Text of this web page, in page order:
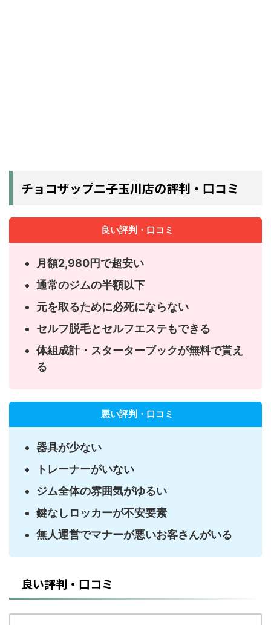
チョコザップ二子玉川店の評判・口コミ
良い評判・口コミ
月額2,980円で超安い
通常のジムの半額以下
元を取るために必死にならない
セルフ脱毛とセルフエステもできる
体組成計・スターターブックが無料で貰え
る
悪い評判・口コミ
器具が少ない
トレーナーがいない
ジム全体の雰囲気がゆるい
鍵なしロッカーが不安要素
無人運営でマナーが悪いお客さんがいる
良い評判・口コミ